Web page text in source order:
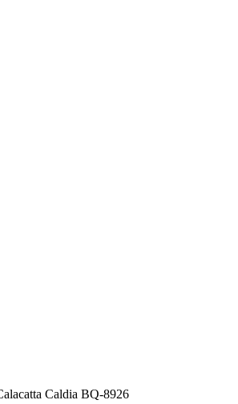
Caldia BQ-8926